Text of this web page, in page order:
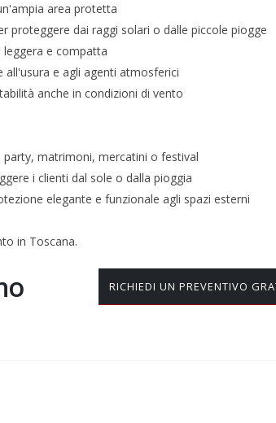
area protetta
proteggere dai raggi solari o dalle piccole piogge
e compatta
e agli agenti atmosferici
anche in condizioni di vento
party, matrimoni, mercatini o festival
i clienti dal sole o dalla pioggia
elegante e funzionale agli spazi esterni
in Toscana.
RICHIEDI UN PREVENTIVO